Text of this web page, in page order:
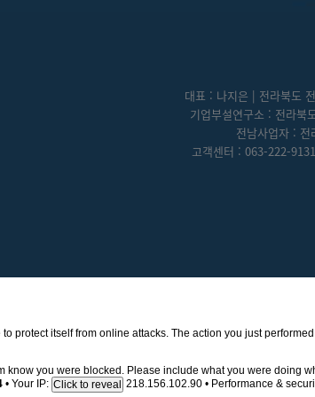
대표 : 나지은 | 전라북도
기업부설연구소 : 전라북
전남사업자 :
고객센터 : 063-222-
protect itself from online attacks. The action you just
know you were blocked. Please include what you were doing
• Your IP: Click to reveal 218.156.102.90 • Performance &